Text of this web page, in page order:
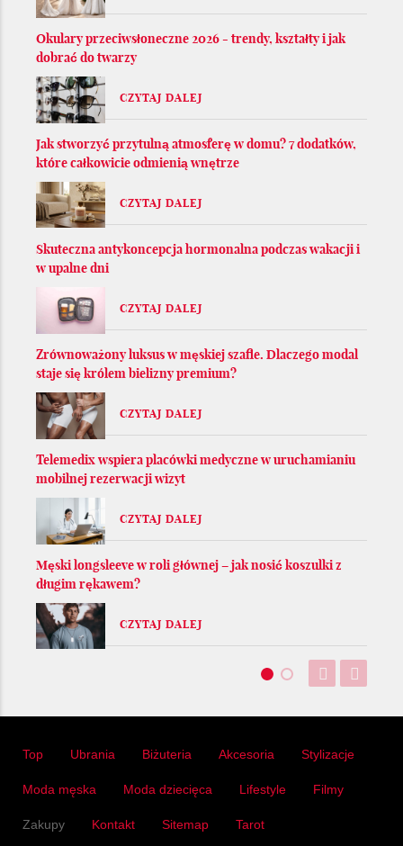
Okulary przeciwsłoneczne 2026 - trendy, kształty i jak
dobrać do twarzy
CZYTAJ DALEJ
Jak stworzyć przytulną atmosferę w domu? 7 dodatków,
które całkowicie odmienią wnętrze
CZYTAJ DALEJ
Skuteczna antykoncepcja hormonalna podczas wakacji i
w upalne dni
CZYTAJ DALEJ
Zrównoważony luksus w męskiej szafie. Dlaczego modal
staje się królem bielizny premium?
CZYTAJ DALEJ
Telemedix wspiera placówki medyczne w uruchamianiu
mobilnej rezerwacji wizyt
CZYTAJ DALEJ
Męski longsleeve w roli głównej – jak nosić koszulki z
długim rękawem?
CZYTAJ DALEJ
Top Ubrania Biżuteria Akcesoria Stylizacje
Moda męska Moda dziecięca Lifestyle Filmy
Zakupy Kontakt Sitemap Tarot